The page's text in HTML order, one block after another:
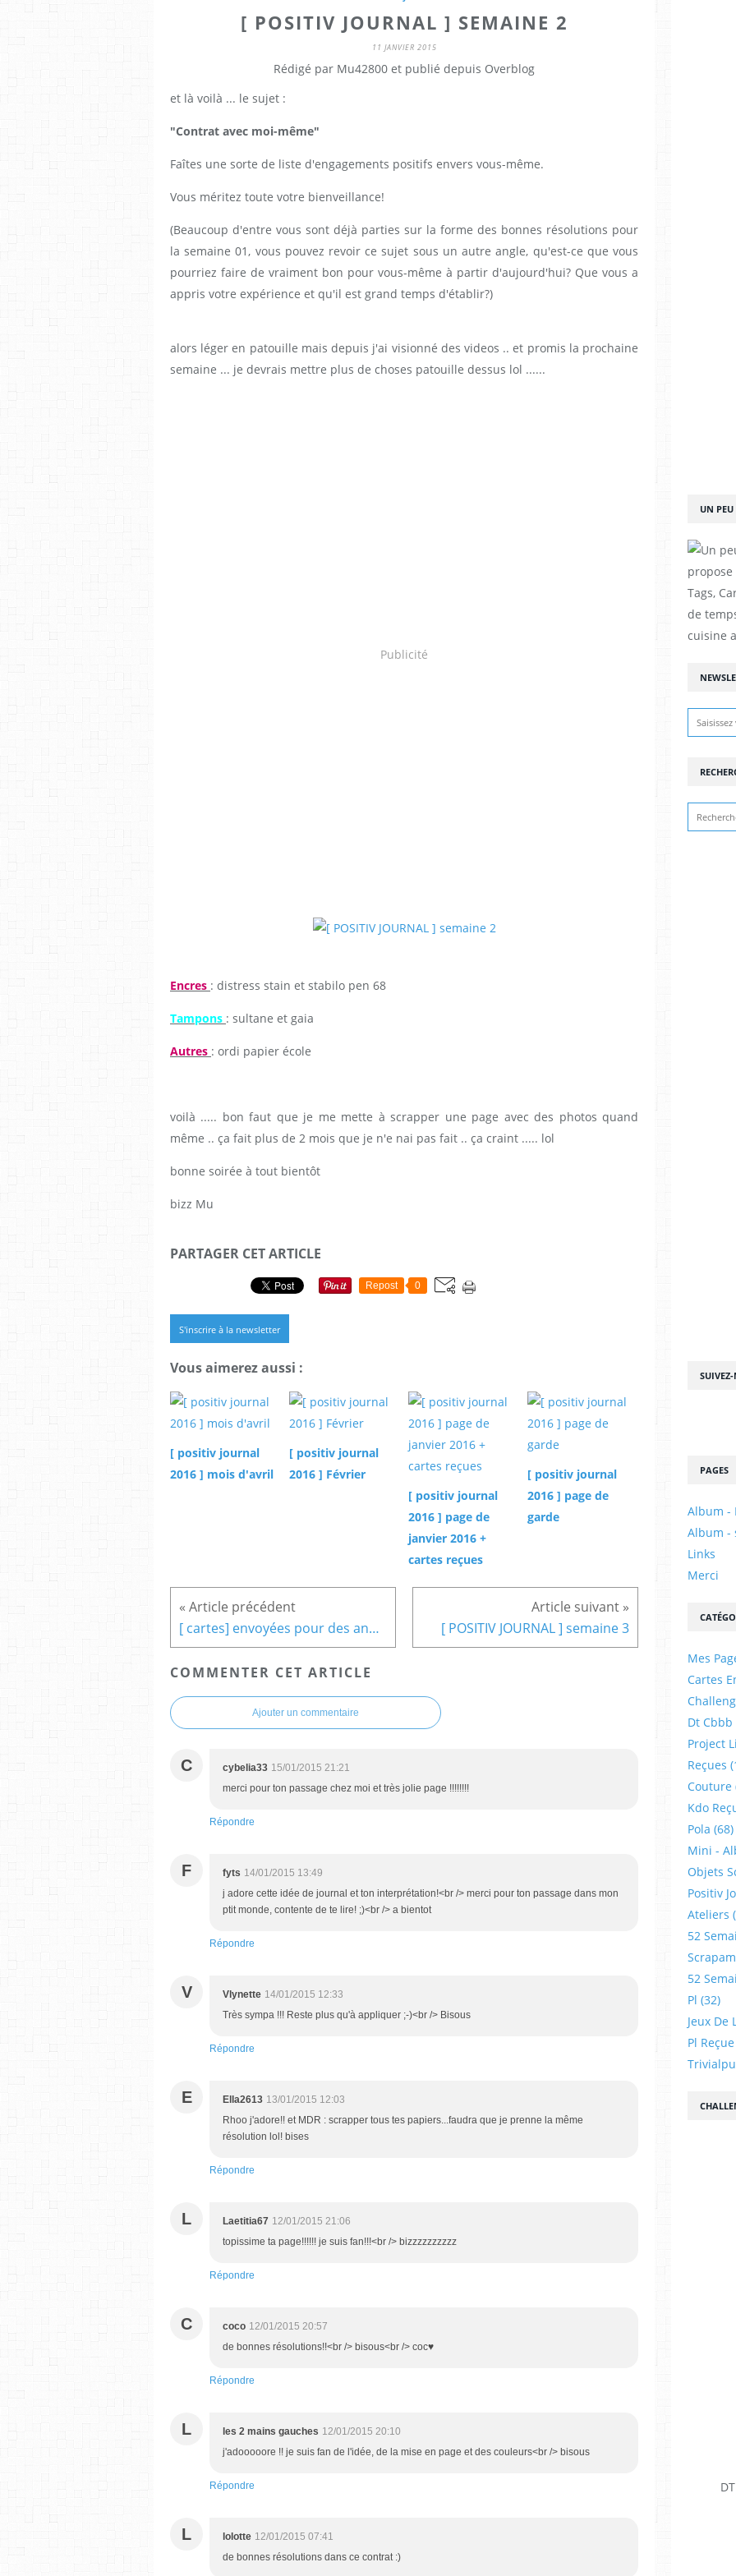
[ POSITIV JOURNAL ] SEMAINE 2
11 JANVIER 2015
Rédigé par Mu42800 et publié depuis Overblog
et là voilà ... le sujet :
"Contrat avec moi-même"
Faîtes une sorte de liste d'engagements positifs envers vous-même.
Vous méritez toute votre bienveillance!
(Beaucoup d'entre vous sont déjà parties sur la forme des bonnes résolutions pour
la semaine 01, vous pouvez revoir ce sujet sous un autre angle, qu'est-ce que vous
pourriez faire de vraiment bon pour vous-même à partir d'aujourd'hui? Que vous a
appris votre expérience et qu'il est grand temps d'établir?)
alors léger en patouille mais depuis j'ai visionné des videos .. et promis la prochaine
semaine ... je devrais mettre plus de choses patouille dessus lol ......
Publicité
Encres : distress stain et stabilo pen 68
Tampons : sultane et gaia
Autres : ordi papier école
voilà ..... bon faut que je me mette à scrapper une page avec des photos quand
même .. ça fait plus de 2 mois que je n'e nai pas fait .. ça craint ..... lol
bonne soirée à tout bientôt
bizz Mu
PARTAGER CET ARTICLE
Repost 0
S'inscrire à la newsletter
Vous aimerez aussi :
[ positiv journal
2016 ] mois d'avril
[ positiv journal
2016 ] Février
[ positiv journal
2016 ] page de
janvier 2016 +
cartes reçues
[ positiv journal
2016 ] page de
garde
[ cartes] envoyées pour des anniversaires [ POSITIV JOURNAL ] semaine 3
COMMENTER CET ARTICLE
Ajouter un commentaire
C cybelia33 15/01/2015 21:21
merci pour ton passage chez moi et très jolie page !!!!!!!!
Répondre
F fyts 14/01/2015 13:49
j adore cette idée de journal et ton interprétation!<br /> merci pour ton passage dans mon
ptit monde, contente de te lire! ;)<br /> a bientot
Répondre
V Vlynette 14/01/2015 12:33
Très sympa !!! Reste plus qu'à appliquer ;-)<br /> Bisous
Répondre
E Ella2613 13/01/2015 12:03
Rhoo j'adore!! et MDR : scrapper tous tes papiers...faudra que je prenne la même
résolution lol! bises
Répondre
L Laetitia67 12/01/2015 21:06
topissime ta page!!!!!! je suis fan!!!<br /> bizzzzzzzzzz
Répondre
C coco 12/01/2015 20:57
de bonnes résolutions!!<br /> bisous<br /> coc♥
Répondre
L les 2 mains gauches 12/01/2015 20:10
j'adooooore !! je suis fan de l'idée, de la mise en page et des couleurs<br /> bisous
Répondre
L lolotte 12/01/2015 07:41
de bonnes résolutions dans ce contrat :)
UN PEU
propose
Tags,
de
cuisine
PAGES
Album -
Album -
Links
Merci
Mes
Cartes
Dt Cbbb
Project
Reçues
Couture
Kdo
Pola (68)
Mini -
Objets
Positiv
Ateliers
52
52
Pl (32)
Jeux De
Pl Reçue